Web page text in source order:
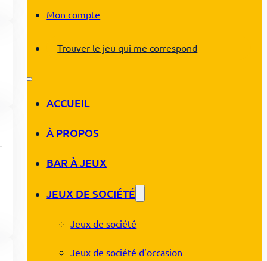
Mon compte
Trouver le jeu qui me correspond
ACCUEIL
À PROPOS
BAR À JEUX
JEUX DE SOCIÉTÉ
Jeux de société
Jeux de société d’occasion